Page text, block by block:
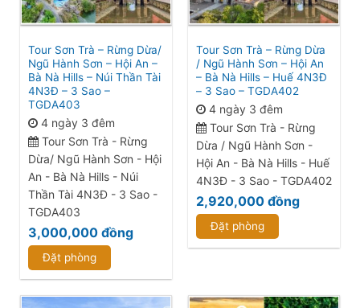
Tour Sơn Trà – Rừng Dừa/
Ngũ Hành Sơn – Hội An –
Bà Nà Hills – Núi Thần Tài
4N3Đ – 3 Sao –
TGDA403
4 ngày 3 đêm
Tour Sơn Trà - Rừng
Dừa/ Ngũ Hành Sơn - Hội
An - Bà Nà Hills - Núi
Thần Tài 4N3Đ - 3 Sao -
TGDA403
3,000,000đồng
Đặt phòng
Tour Sơn Trà – Rừng Dừa
/ Ngũ Hành Sơn – Hội An
– Bà Nà Hills – Huế 4N3Đ
– 3 Sao – TGDA402
4 ngày 3 đêm
Tour Sơn Trà - Rừng
Dừa / Ngũ Hành Sơn -
Hội An - Bà Nà Hills - Huế
4N3Đ - 3 Sao - TGDA402
2,920,000đồng
Đặt phòng